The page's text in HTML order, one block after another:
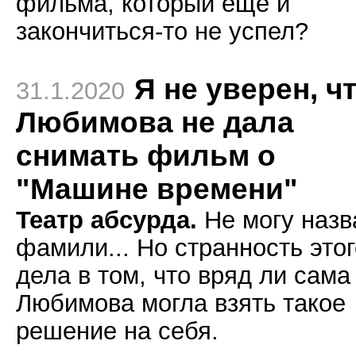
закончиться-то не успел?
31.1.2020 Я не уверен,
Любимова не дала
снимать фильм о
"Машине времени"
Театр абсурда. Не могу
фамили... Но странность
дела в том, что вряд ли сама
Любимова могла взять такое
решение на себя.